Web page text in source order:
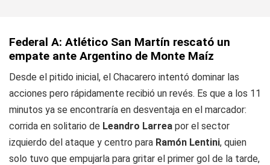
Federal A: Atlético San Martín rescató un
empate ante Argentino de Monte Maíz
Desde el pitido inicial, el Chacarero intentó dominar las
acciones pero rápidamente recibió un revés. Es que a los 11
minutos ya se encontraría en desventaja en el marcador:
corrida en solitario de Leandro Larrea por el sector
izquierdo del ataque y centro para Ramón Lentini, quien
solo tuvo que empujarla para gritar el primer gol de la tarde,